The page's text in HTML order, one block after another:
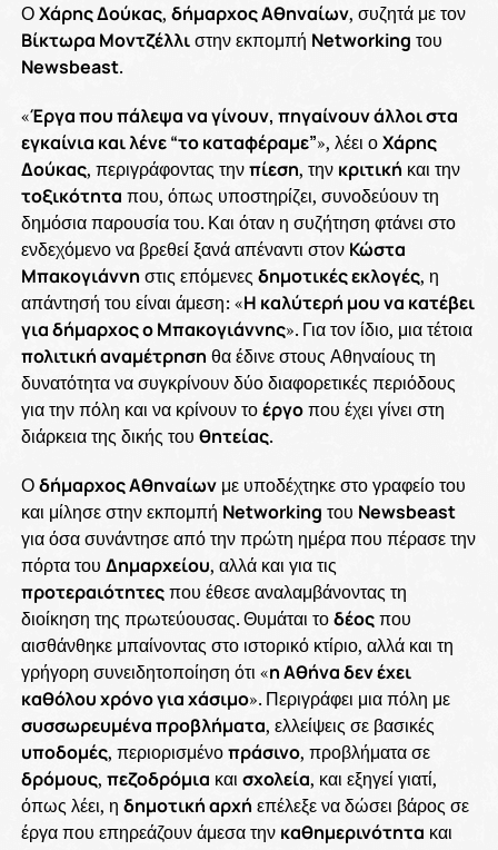
ΟΧάρης Δούκας, δήμαρχος Αθηναίων, συζητά με τον
Βίκτωρα Μοντζέλλιστην εκπομπή Networking του
Newsbeast.
«Έργα που πάλεψα να γίνουν, πηγαίνουν άλλοι στα
εγκαίνια και λένε “το καταφέραμε”», λέει οΧάρης
Δούκας, περιγράφοντας τηνπίεση, την κριτική και την
τοξικότητα που, όπως υποστηρίζει, συνοδεύουν τη
δημόσια παρουσία του. Και όταν η συζήτηση φτάνει στο
ενδεχόμενο να βρεθεί ξανά απέναντι στον Κώστα
Μπακογιάννη στις επόμενες δημοτικές εκλογές, η
απάντησή του είναι άμεση: «Η καλύτερή μου να κατέβει
για δήμαρχος ο Μπακογιάννης». Για τον ίδιο, μια τέτοια
πολιτική αναμέτρηση θα έδινε στους Αθηναίους τη
δυνατότητα να συγκρίνουν δύο διαφορετικές περιόδους
για την πόλη και να κρίνουν τοέργοπου έχει γίνει στη
διάρκεια της δικής του θητείας.
Οδήμαρχος Αθηναίωνμε υποδέχτηκε στο γραφείο του
και μίλησε στην εκπομπή Networking του Newsbeast
για όσα συνάντησε από την πρώτη ημέρα που πέρασε την
πόρτα του Δημαρχείου, αλλά και για τις
προτεραιότητεςπου έθεσε αναλαμβάνοντας τη
διοίκηση της πρωτεύουσας. Θυμάται τοδέοςπου
αισθάνθηκε μπαίνοντας στο ιστορικό κτίριο, αλλά και τη
γρήγορη συνειδητοποίηση ότι «η Αθήνα δεν έχει
καθόλου χρόνο για χάσιμο». Περιγράφει μια πόλη με
συσσωρευμένα προβλήματα, ελλείψεις σε βασικές
υποδομές, περιορισμένοπράσινο, προβλήματα σε
δρόμους, πεζοδρόμια και σχολεία, και εξηγεί γιατί,
όπως λέει, η δημοτική αρχή επέλεξε να δώσει βάρος σε
έργα που επηρεάζουν άμεσα την καθημερινότητα και